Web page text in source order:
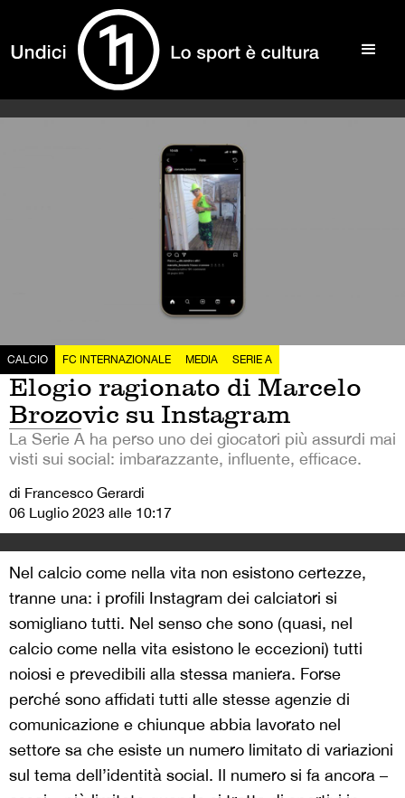
CALCIO FC INTERNAZIONALE MEDIA SERIE A
Elogio ragionato di Marcelo
Brozovic su Instagram
La Serie A ha perso uno dei giocatori più assurdi mai
visti sui social: imbarazzante, influente, efficace.
di Francesco Gerardi
06 Luglio 2023 alle 10:17
Nel calcio come nella vita non esistono certezze,
tranne una: i profili Instagram dei calciatori si
somigliano tutti. Nel senso che sono (quasi, nel
calcio come nella vita esistono le eccezioni) tutti
noiosi e prevedibili alla stessa maniera. Forse
perché sono affidati tutti alle stesse agenzie di
comunicazione e chiunque abbia lavorato nel
settore sa che esiste un numero limitato di variazioni
sul tema dell’identità social. Il numero si fa ancora –